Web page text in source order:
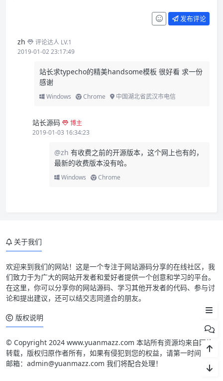
发布评论
zh
评论达人 LV.1
2019-01-02 23:17:49
站长求typecho的精美handsome模板 很好看 求一份
感谢
Windows Chrome 中国湖北省武汉市电信
站长源码
博主
2019-01-03 16:34:23
@zh 有收费之前的开源版本，这个网上也有的，
最新的收费版本没有哈。
Windows Chrome
模板说明
模板截图
模板使用
关于我们
欢迎来到我们的网站！这是一个专注于网站源码分享的在线社区，我
们致力于为广大的网站开发者和爱好者提供一个创意和学习的平台。
在这里，你可以分享你的网站源码、学习其他开发者的代码、参与讨
论和提出建议，还可以结交志同道合的朋友。
版权说明
© Copyright 2024 www.yuanmazz.com 本站所有资源均来自网络
转载，版权归原作者所有，如果有侵犯到您的权益，请第一时间联系
邮箱：admin@yuanmazz.com 我们将配合处理！